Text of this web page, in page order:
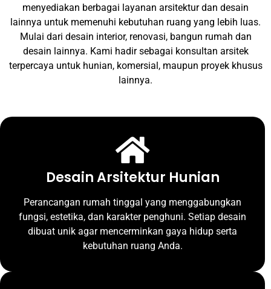
menyediakan berbagai layanan arsitektur dan desain
lainnya untuk memenuhi kebutuhan ruang yang lebih luas.
Mulai dari desain interior, renovasi, bangun rumah dan
desain lainnya. Kami hadir sebagai konsultan arsitek
terpercaya untuk hunian, komersial, maupun proyek khusus
lainnya.
Desain Arsitektur Hunian
Perancangan rumah tinggal yang menggabungkan
fungsi, estetika, dan karakter penghuni. Setiap desain
dibuat unik agar mencerminkan gaya hidup serta
kebutuhan ruang Anda.